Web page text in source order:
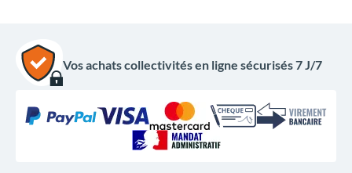
Quantité
x1
x5
426,00 €
Vos achats collectivités en ligne sécurisés 7 J/7